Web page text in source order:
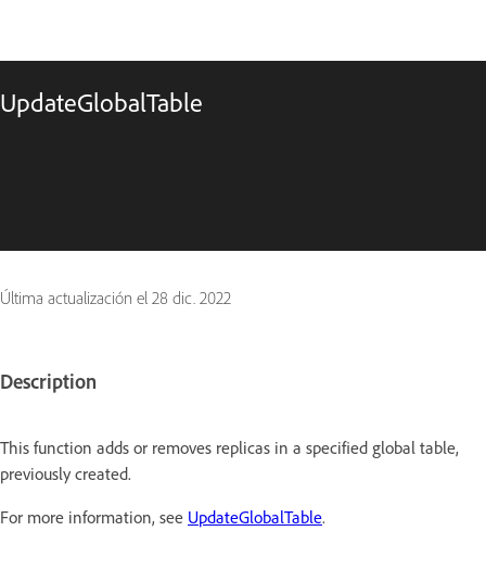
UpdateGlobalTable
Última actualización el 28 dic. 2022
Description
This function adds or removes replicas in a specified global table,
previously created.
For more information, see UpdateGlobalTable.